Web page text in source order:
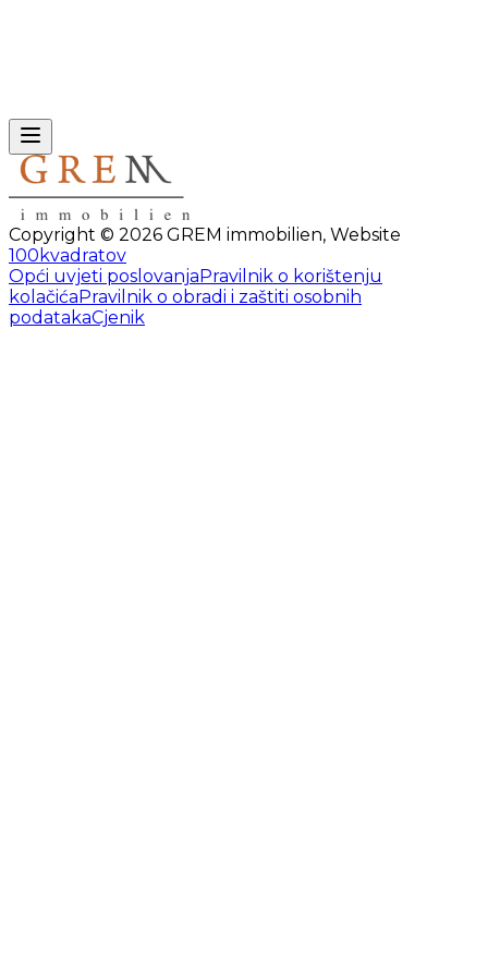
Copyright © 2026 GREM immobilien, Website
100kvadratov
Opći uvjeti poslovanjaPravilnik o korištenju
kolačićaPravilnik o obradi i zaštiti osobnih
podatakaCjenik